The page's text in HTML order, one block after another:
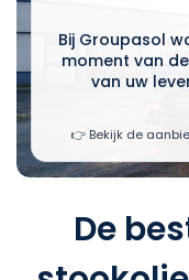
Bij Groupasol
moment van
van uw
👉 Bekijk de
De